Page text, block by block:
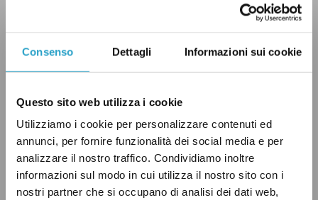
Consenso Dettagli Informazioni sui cookie
Questo sito web utilizza i cookie
Utilizziamo i cookie per personalizzare contenuti ed
annunci, per fornire funzionalità dei social media e per
analizzare il nostro traffico. Condividiamo inoltre
informazioni sul modo in cui utilizza il nostro sito con i
nostri partner che si occupano di analisi dei dati web,